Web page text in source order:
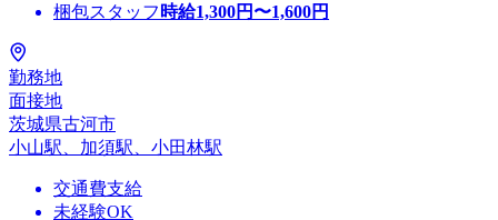
梱包スタッフ 時給1,300円〜1,600円
勤務地
面接地
茨城県古河市
小山駅、加須駅、小田林駅
交通費支給
未経験OK